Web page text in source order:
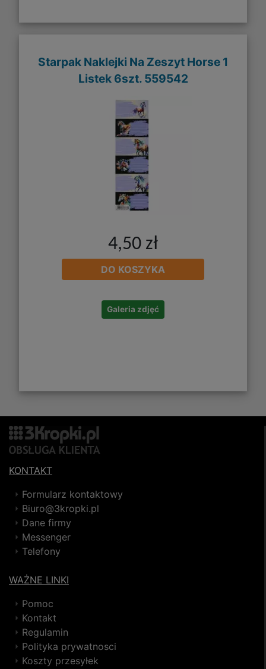
Starpak Naklejki Na Zeszyt Horse 1
Listek 6szt. 559542
4,50 zł
DO KOSZYKA
Galeria zdjęć
KONTAKT
Formularz kontaktowy
Biuro@3kropki.pl
Dane firmy
Messenger
Telefony
WAŻNE LINKI
Pomoc
Kontakt
Regulamin
Polityka prywatnosci
Koszty przesyłek